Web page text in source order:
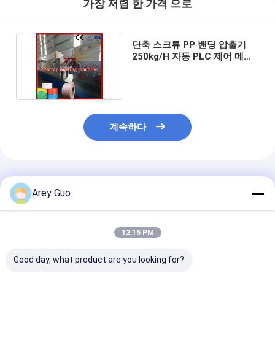
가장 저렴 한 가격 으로
단축 스크류 PP 밴딩 압출기
250kg/H 자동 PLC 제어 메모
계속하다
추천된 제품
Arey Guo
12:15 PM
Good day, what product are you looking for?